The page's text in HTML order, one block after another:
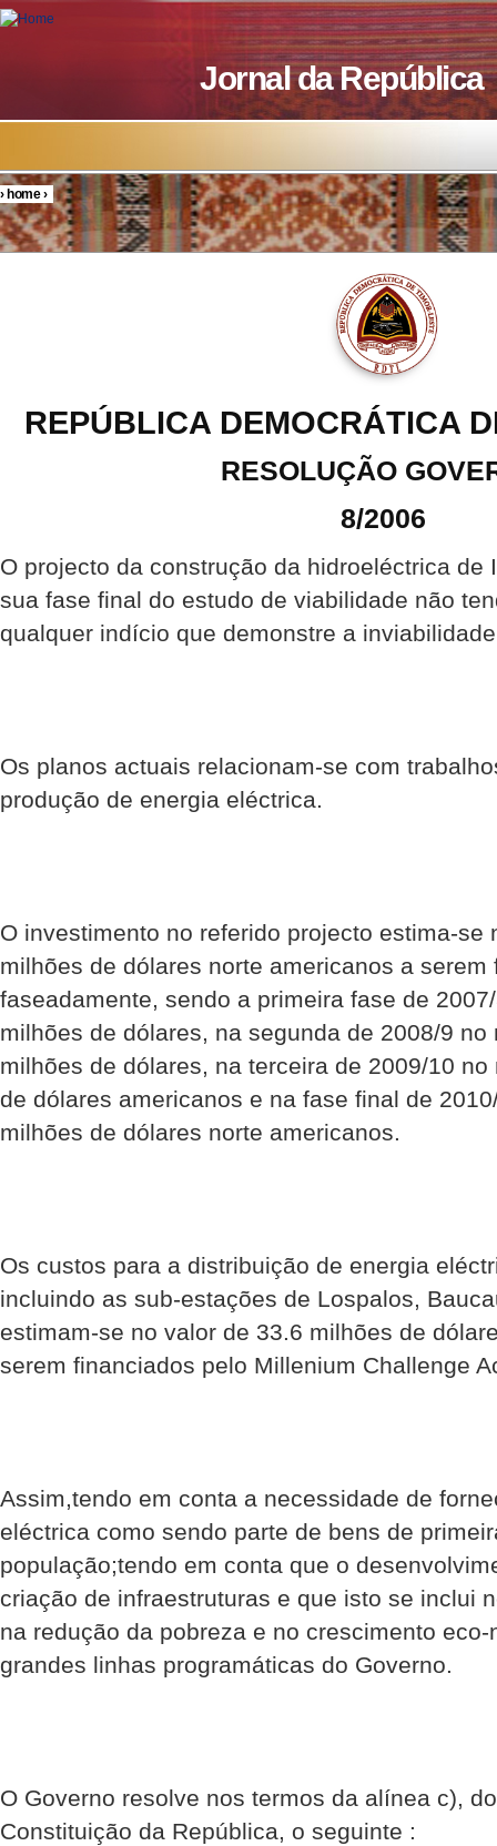
Skip to main content
Jornal da República
You are here
›home›
REPÚBLICA DEMOCRÁTICA
RESOLUÇÃO
8/2006
O projecto da construção da hidroeléctrica de
sua fase final do estudo de viabilidade não
qualquer indício que demonstre a
Os planos actuais relacionam-se com
produção de energia eléctrica.
O investimento no referido projecto estima-se
milhões de dólares norte americanos a serem
faseadamente, sendo a primeira fase de
milhões de dólares, na segunda de 2008/9 no
milhões de dólares, na terceira de 2009/10
de dólares americanos e na fase final de
milhões de dólares norte americanos.
Os custos para a distribuição de energia
incluindo as sub-estações de Lospalos,
estimam-se no valor de 33.6 milhões de
serem financiados pelo Millenium Challenge
Assim,tendo em conta a necessidade de
eléctrica como sendo parte de bens de
população;tendo em conta que o
criação de infraestruturas e que isto se inclui
na redução da pobreza e no crescimento
grandes linhas programáticas do Governo.
O Governo resolve nos termos da alínea c),
Constituição da República, o seguinte :